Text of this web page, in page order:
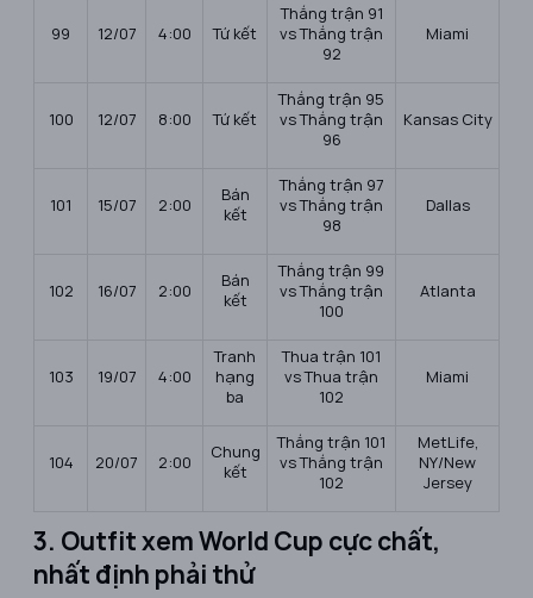
99 12/07 4:00 Tứ kết
Thắng trận 91
vs Thắng trận
92
Miami
100 12/07 8:00 Tứ kết
Thắng trận 95
vs Thắng trận
96
Kansas City
101 15/07 2:00
Bán
kết
Thắng trận 97
vs Thắng trận
98
Dallas
102 16/07 2:00
Bán
kết
Thắng trận 99
vs Thắng trận
100
Atlanta
103 19/07 4:00
Tranh
hạng
ba
Thua trận 101
vs Thua trận
102
Miami
104 20/07 2:00
Chung
kết
Thắng trận 101
vs Thắng trận
102
MetLife,
NY/New
Jersey
3. Outfit xem World Cup cực chất,
nhất định phải thử